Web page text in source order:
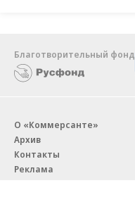
Благотворительный фонд
О «Коммерсанте»
Архив
Контакты
Реклама